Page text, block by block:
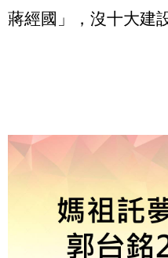
蔣經國」，沒十大建